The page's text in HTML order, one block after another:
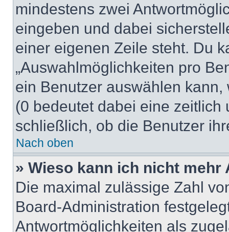
mindestens zwei
eingeben und dabei
einer eigenen Zeile steht. Du
„Auswahlmöglichkeiten pro
ein Benutzer auswählen
(0 bedeutet dabei eine
schließlich, ob die Benutzer
Nach oben
» Wieso kann ich nicht
Die maximal zulässige Zahl
Board-Administration
Antwortmöglichkeiten als